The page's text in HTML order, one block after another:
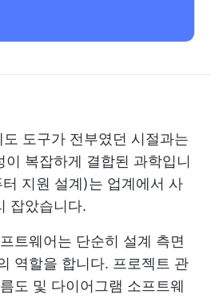
도구가 전부였던 시절과는
이 복잡하게 결합된 과학입니
지원 설계)는 업계에서 사
잡았습니다.
트웨어는 단순히 설계 측면
역할을 합니다. 프로젝트 관
도 및 다이어그램 소프트웨